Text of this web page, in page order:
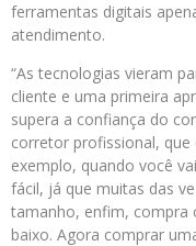
ferramentas digitais
atendimento.
“As tecnologias vieram
cliente e uma primeira
supera a confiança do
corretor profissional,
exemplo, quando você
fácil, já que muitas das
tamanho, enfim, compra
baixo. Agora comprar